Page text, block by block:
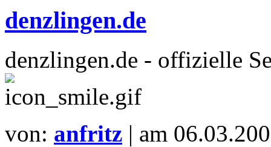
denzlingen.de
denzlingen.de - offizielle
von: anfritz | am